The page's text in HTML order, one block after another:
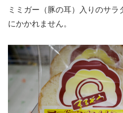
ミミガー（豚の耳）入りのサラ
にかかれません。